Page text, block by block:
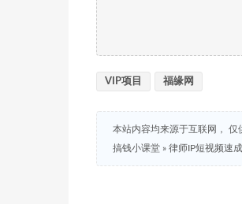
VIP项目 福缘网
本站内容均来源于互联网，
搞钱小课堂 » 律师IP短视频速